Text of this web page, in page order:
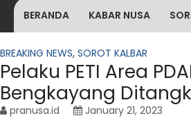
BERANDA KABAR NUSA
BREAKING NEWS, SOROT KALBAR
Pelaku PETI Area
Bengkayang
pranusa.id January 21, 2023